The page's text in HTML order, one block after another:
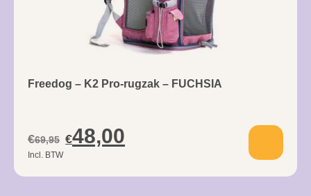
Freedog – K2 Pro-rugzak – FUCHSIA
€69,95 €48,00
Incl. BTW